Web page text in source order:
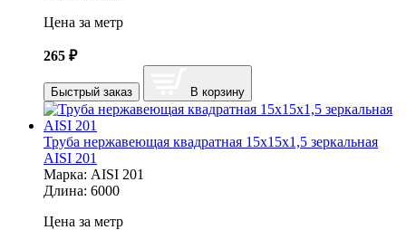
Цена за метр
265 ₽
Быстрый заказ В корзину
Труба нержавеющая квадратная 15х15х1,5 зеркальная
AISI 201
Марка: AISI 201
Длина: 6000
Цена за метр